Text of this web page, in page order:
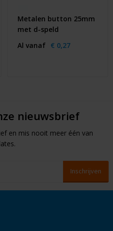
Metalen button 25mm
met d-speld
Al vanaf € 0,27
nieuwsbrief
en mis nooit meer één van